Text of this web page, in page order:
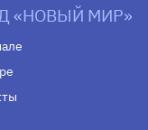
«НОВЫЙ МИР»